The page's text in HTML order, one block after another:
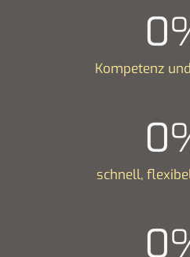
0
Kompetenz
0
schnell,
0